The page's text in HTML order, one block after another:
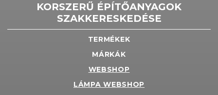
KORSZERŰ ÉPÍTŐANYAGOK
SZAKKERESKEDÉSE
TERMÉKEK
MÁRKÁK
WEBSHOP
LÁMPA WEBSHOP